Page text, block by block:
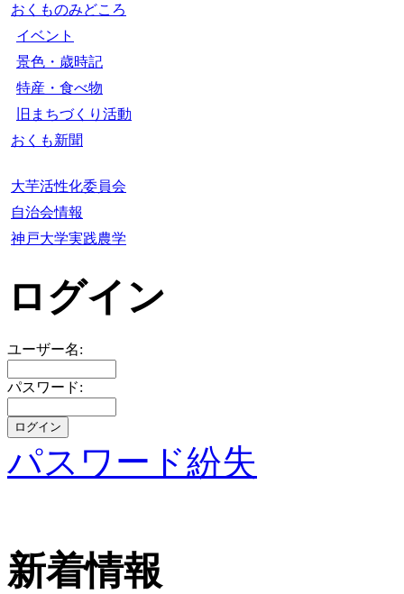
おくものみどころ
イベント
景色・歳時記
特産・食べ物
旧まちづくり活動
おくも新聞
大芋活性化委員会
自治会情報
神戸大学実践農学
ログイン
ユーザー名:
パスワード:
パスワード紛失
新着情報